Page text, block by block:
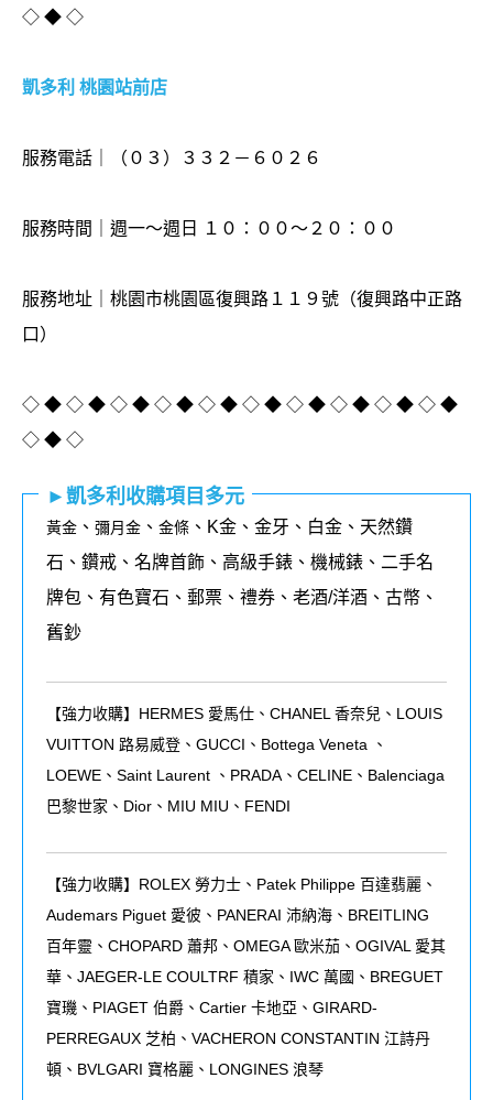
◇ ◆ ◇
凱多利 桃園站前店
服務電話｜（０３）３３２－６０２６
服務時間｜週一～週日 １０：００～２０：００
服務地址｜桃園市桃園區復興路１１９號（復興路中正路
口）
◇ ◆ ◇ ◆ ◇ ◆ ◇ ◆ ◇ ◆ ◇ ◆ ◇ ◆ ◇ ◆ ◇ ◆ ◇ ◆
◇ ◆ ◇
►凱多利收購項目多元
黃金 、 彌月金 、 金條 、K金、金牙、白金、天然鑽
石、鑽戒、名牌首飾、高級手錶、機械錶、二手名
牌包、有色寶石、郵票、禮券、老酒/洋酒、古幣、
舊鈔
【強力收購】HERMES 愛馬仕、CHANEL 香奈兒、LOUIS
VUITTON 路易威登、GUCCI、Bottega Veneta 、
LOEWE、Saint Laurent 、PRADA、CELINE、Balenciaga
巴黎世家、Dior、MIU MIU、FENDI
【強力收購】ROLEX 勞力士、 Patek Philippe 百達翡麗 、
Audemars Piguet 愛彼 、 PANERAI 沛納海、 BREITLING
百年靈、 CHOPARD 蕭邦、 OMEGA歐米茄 、 OGIVAL 愛其
華、JAEGER-LE COULTRF 積家、IWC 萬國、BREGUET
寶璣、PIAGET 伯爵、Cartier 卡地亞、GIRARD-
PERREGAUX 芝柏、VACHERON CONSTANTIN 江詩丹
頓、BVLGARI 寶格麗、LONGINES 浪琴